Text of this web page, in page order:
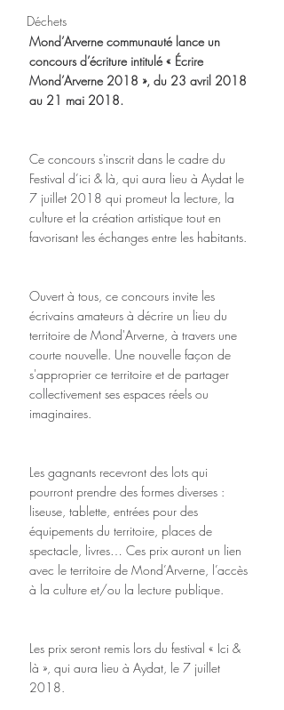
Déchets
Mond’Arverne communauté lance un
concours d’écriture intitulé « Écrire
Mond’Arverne 2018 », du 23 avril 2018
au 21 mai 2018.
Ce concours s'inscrit dans le cadre du
Festival d’ici & là, qui aura lieu à Aydat le
7 juillet 2018 qui promeut la lecture, la
culture et la création artistique tout en
favorisant les échanges entre les habitants.
Ouvert à tous, ce concours invite les
écrivains amateurs à décrire un lieu du
territoire de Mond'Arverne, à travers une
courte nouvelle. Une nouvelle façon de
s'approprier ce territoire et de partager
collectivement ses espaces réels ou
imaginaires.
Les gagnants recevront des lots qui
pourront prendre des formes diverses :
liseuse, tablette, entrées pour des
équipements du territoire, places de
spectacle, livres… Ces prix auront un lien
avec le territoire de Mond’Arverne, l’accès
à la culture et/ou la lecture publique.
Les prix seront remis lors du festival « Ici &
là », qui aura lieu à Aydat, le 7 juillet
2018.